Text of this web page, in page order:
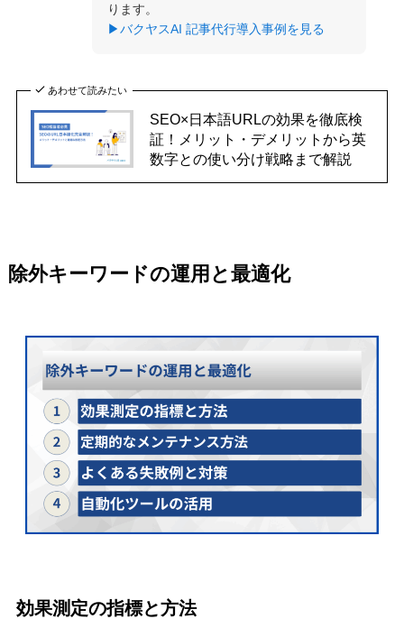
ります。
▶バクヤスAI 記事代行導入事例を見る
あわせて読みたい
SEO×日本語URLの効果を徹底検
証！メリット・デメリットから英
数字との使い分け戦略まで解説
除外キーワードの運用と最適化
効果測定の指標と方法